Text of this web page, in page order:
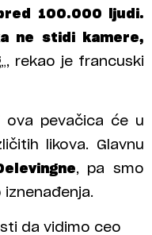
100.000 ljudi.
ne stidi kamere,
„, rekao je francuski
ova pevačica će u
likova. Glavnu
, pa smo
da vidimo ceo